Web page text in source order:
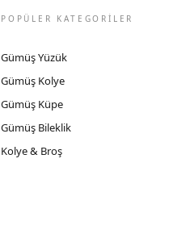
POPÜLER KATEGORİLER
Gümüş Yüzük
Gümüş Kolye
Gümüş Küpe
Gümüş Bileklik
Kolye & Broş